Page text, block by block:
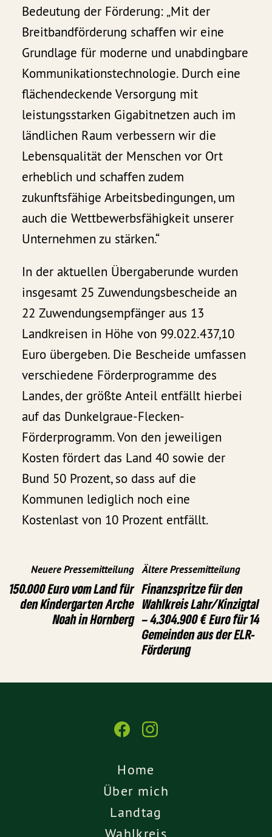
Bedeutung der Förderung: „Mit der
Breitbandförderung schaffen wir eine
Grundlage für moderne und unabdingbare
Kommunikationstechnologie. Durch eine
flächendeckende Versorgung mit
leistungsstarken Gigabitnetzen auch im
ländlichen Raum verbessern wir die
Lebensqualität der Menschen vor Ort
erheblich und schaffen zudem
zukunftsfähige Arbeitsbedingungen, um
auch die Wettbewerbsfähigkeit unserer
Unternehmen zu stärken.“
In der aktuellen Übergaberunde wurden
insgesamt 25 Zuwendungsbescheide an
22 Zuwendungsempfänger aus 13
Landkreisen in Höhe von 99.022.437,10
Euro übergeben. Die Bescheide umfassen
verschiedene Förderprogramme des
Landes, der größte Anteil entfällt hierbei
auf das Dunkelgraue-Flecken-
Förderprogramm. Von den jeweiligen
Kosten fördert das Land 40 sowie der
Bund 50 Prozent, so dass auf die
Kommunen lediglich noch eine
Kostenlast von 10 Prozent entfällt.
Neuere Pressemitteilung
150.000 Euro vom Land für
den Kindergarten Arche
Noah in Hornberg
Ältere Pressemitteilung
Finanzspritze für den
Wahlkreis Lahr/Kinzigtal
– 4.304.900 € Euro für 14
Gemeinden aus der ELR-
Förderung
Home
Über mich
Landtag
Wahlkreis